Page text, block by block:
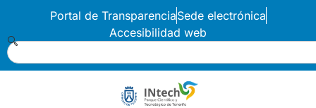
Portal de TransparenciaSede electrónica
Accesibilidad web